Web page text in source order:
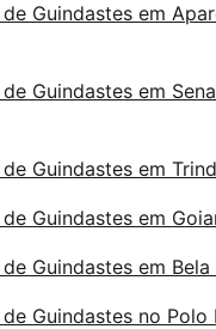
Guindastes em
Guindastes em
Guindastes em
Guindastes em
Guindastes em Bela
Guindastes no Polo